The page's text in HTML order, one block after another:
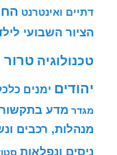
דתיים ואינטרנט
הציור השבועי
טכנולוגיה טרור
יהודים ימנים
מגדר מדע
מנהלות, רכבים
ניסים ונפלאות